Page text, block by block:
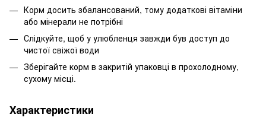
Корм досить збалансований, тому додаткові вітаміни
або мінерали не потрібні
Слідкуйте, щоб у улюбленця завжди був доступ до
чистої свіжої води
Зберігайте корм в закритій упаковці в прохолодному,
сухому місці.
Характеристики